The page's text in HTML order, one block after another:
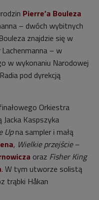
Pierre’a Bouleza
– dwóch wybitnych
Bouleza znajdzie się w
Lachenmanna – w
w wykonaniu Narodowej
pod dyrekcją
Orkiestra
Jacka Kaspszyka
Upna sampler i małą
, Wielkie przejście–
oraz Fisher King
. W tym utworze solistą
trąbki Håkan